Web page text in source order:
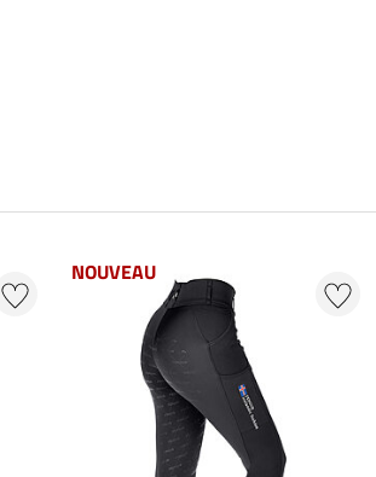
NOUVEAU